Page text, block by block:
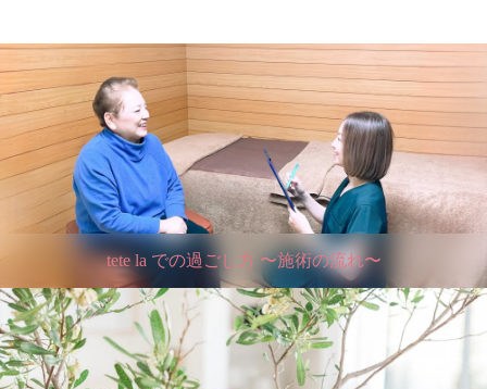
tete la での過ごし方 〜施術の流れ〜